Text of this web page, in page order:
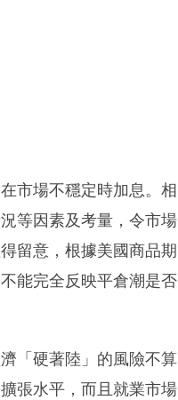
市場不穩定時加息。相
等因素及考量，令市場
留意，根據美國商品期
能完全反映平倉潮是否
「硬著陸」的風險不算
張水平，而且就業市場